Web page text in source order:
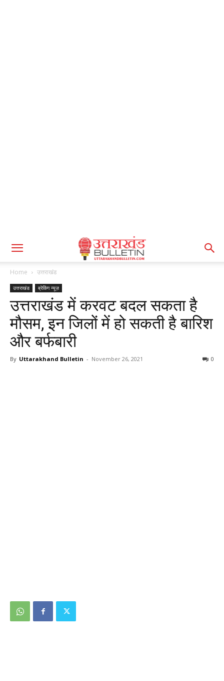
Home उत्तराखंड
उत्तराखंड ब्रेकिंग न्यूज़
उत्तराखंड में करवट बदल सकता है
मौसम, इन जिलों में हो सकती है बारिश
और बर्फबारी
By Uttarakhand Bulletin - November 26, 2021 0